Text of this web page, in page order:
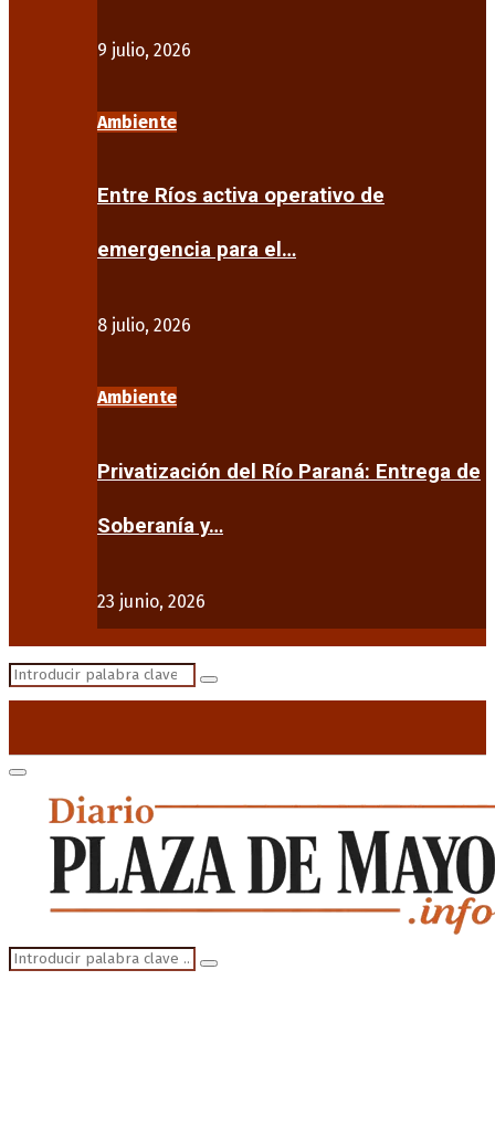
9 julio, 2026
Ambiente
Entre Ríos activa operativo de
emergencia para el…
8 julio, 2026
Ambiente
Privatización del Río Paraná: Entrega de
Soberanía y…
23 junio, 2026
Search
Search
Primary
Menu
Search
for:
Search